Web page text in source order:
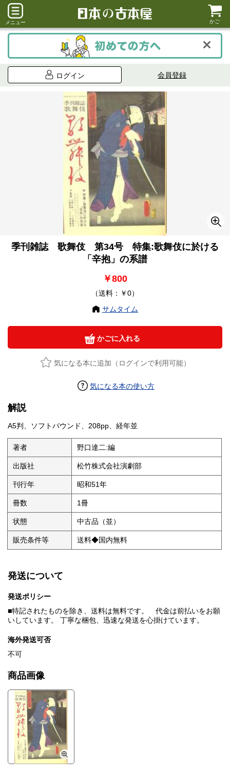
メニュー かご
ログイン 会員登録
季刊雑誌 歌舞伎 第34号 特集:歌舞伎に於ける
「辛抱」の系譜
￥800
（送料：￥0）
サムタイム
かごに入れる
気になる本に追加（ログインで利用可能）
気になる本の使い方
解説
A5判、ソフトバウンド、208pp、経年並
著者 野口達二:編
出版社 松竹株式会社演劇部
刊行年 昭和51年
冊数 1冊
状態 中古品（並）
販売条件等 送料◆国内無料
発送について
発送ポリシー
■特記されたものを除き、送料は無料です。 代金は前払いをお願
いしています。 丁寧な梱包、迅速な発送を心掛けています。
海外発送可否
不可
商品画像